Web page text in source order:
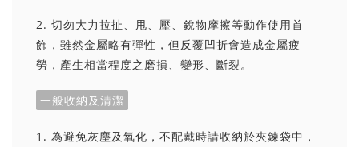
2. 切勿大力拉扯、甩、壓、銳物摩擦等動作使用首
飾，雖然金屬略有彈性，但反覆凹折會造成金屬疲
勞，產生相當程度之磨損、變形、斷裂。
一般收納及清潔
1. 為避免灰塵及氧化，不配戴時請收納於夾鍊袋中，